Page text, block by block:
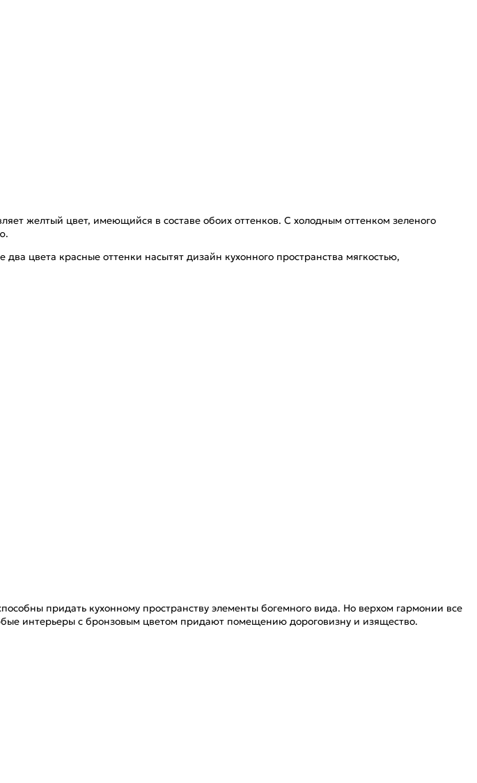
желтый цвет, имеющийся в составе обоих оттенков. С холодным оттенком зеленого
цвета красные оттенки насытят дизайн кухонного пространства мягкостью,
придать кухонному пространству элементы богемного вида. Но верхом гармонии все
интерьеры с бронзовым цветом придают помещению дороговизну и изящество.